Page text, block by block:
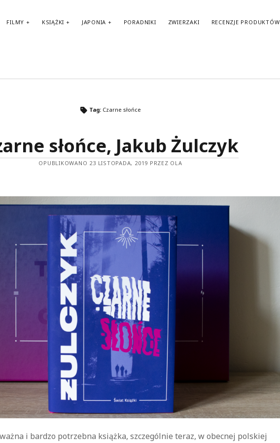
FILMY KSIĄŻKI JAPONIA PORADNIKI ZWIERZAKI RECENZJE PRODUKTÓW
amerykańskie seriale Anglia BBC
Benedict Cumberbatch Berlin Biblioteka Akustyczna
biografiebrytyjskie seriale Fantasy
francuskie komedieHaruki Murakami
Japonia
komedie komedie romantyczne kryminał
Londyn narkotyki NetflixNowy Jork
Paryż polskie filmy sci-fi
science-
fiction
serial BBCthrillerUSAWarszawa
Wydawnictwo Muza
Wydawnictwo Uniwersytetu
Jagiellońskiego
Wydawnictwo Znak XIX
wiek
XVIII wiek XX wiek
Tag: Czarne słońce
słońce, Jakub Żulczyk
OPUBLIKOWANO 23 LISTOPADA, 2019 PRZEZ OLA
i bardzo potrzebna książka, szczególnie teraz, w obecnej polskiej